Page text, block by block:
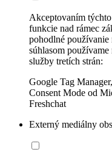
Akceptovaním
funkcie nad rámec
pohodlné používanie
súhlasom
služby tretích strán:
Google Tag
Consent Mode od
Freshchat
Externý mediálny